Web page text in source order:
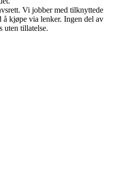
Vi jobber med tilknyttede
å kjøpe via lenker. Ingen del av
uten tillatelse.